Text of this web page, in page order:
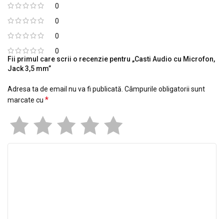
0
0
0
0
Fii primul care scrii o recenzie pentru „Casti Audio cu Microfon,
Jack 3,5 mm”
Adresa ta de email nu va fi publicată. Câmpurile obligatorii sunt
marcate cu *